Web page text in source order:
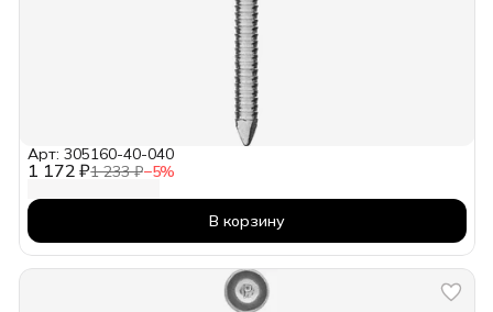
1 172 ₽1 233 ₽−5%
Арт: 305160-40-040
В корзину